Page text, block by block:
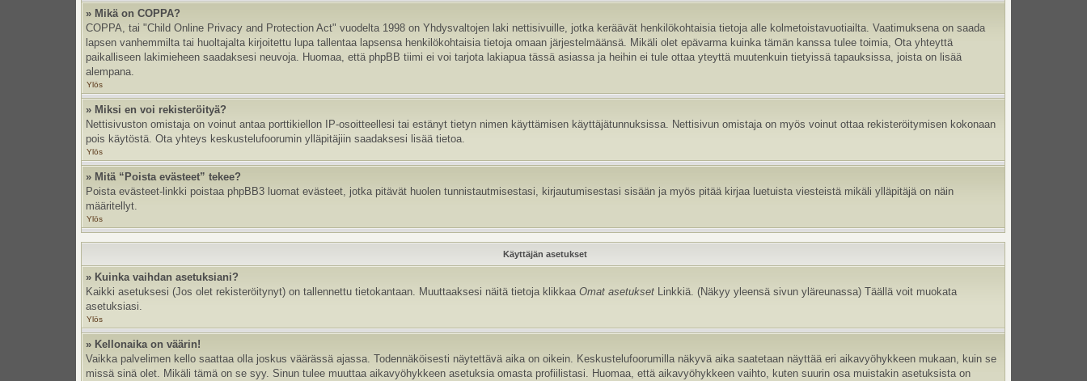
» Mikä on COPPA?
COPPA, tai "Child Online Privacy and Protection Act" vuodelta 1998 on Yhdysvaltojen laki nettisivuille, jotka keräävät henkilökohtaisia tietoja alle kolmetoistavuotiailta. Vaatimuksena on saada
lapsen vanhemmilta tai huoltajalta kirjoitettu lupa tallentaa lapsensa henkilökohtaisia tietoja omaan järjestelmäänsä. Mikäli olet epävarma kuinka tämän kanssa tulee toimia, Ota yhteyttä
paikalliseen lakimieheen saadaksesi neuvoja. Huomaa, että phpBB tiimi ei voi tarjota lakiapua tässä asiassa ja heihin ei tule ottaa yteyttä muutenkuin tietyissä tapauksissa, joista on lisää
alempana.
Ylös
» Miksi en voi rekisteröityä?
Nettisivuston omistaja on voinut antaa porttikiellon IP-osoitteellesi tai estänyt tietyn nimen käyttämisen käyttäjätunnuksissa. Nettisivun omistaja on myös voinut ottaa rekisteröitymisen kokonaan
pois käytöstä. Ota yhteys keskustelufoorumin ylläpitäjiin saadaksesi lisää tietoa.
Ylös
» Mitä “Poista evästeet” tekee?
Poista evästeet-linkki poistaa phpBB3 luomat evästeet, jotka pitävät huolen tunnistautmisestasi, kirjautumisestasi sisään ja myös pitää kirjaa luetuista viesteistä mikäli ylläpitäjä on näin
määritellyt.
Ylös
Käyttäjän asetukset
» Kuinka vaihdan asetuksiani?
Kaikki asetuksesi (Jos olet rekisteröitynyt) on tallennettu tietokantaan. Muuttaaksesi näitä tietoja klikkaaOmat asetukset Linkkiä. (Näkyy yleensä sivun yläreunassa) Täällä voit muokata
asetuksiasi.
Ylös
» Kellonaika on väärin!
Vaikka palvelimen kello saattaa olla joskus väärässä ajassa. Todennäköisesti näytettävä aika on oikein. Keskustelufoorumilla näkyvä aika saatetaan näyttää eri aikavyöhykkeen mukaan, kuin se
missä sinä olet. Mikäli tämä on se syy. Sinun tulee muuttaa aikavyöhykkeen asetuksia omasta profiilistasi. Huomaa, että aikavyöhykkeen vaihto, kuten suurin osa muistakin asetuksista on